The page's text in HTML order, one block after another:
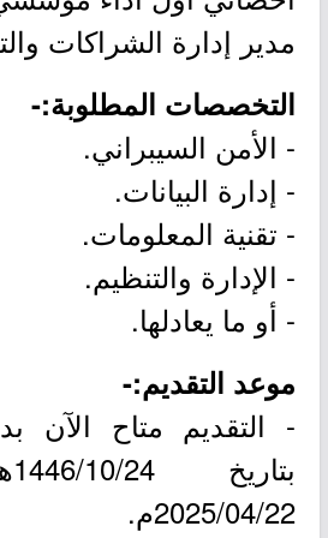
مدير إدارة الشراكات
التخصصات المطلوبة:-
- الأمن السيبراني.
- إدارة البيانات.
- تقنية المعلومات.
- الإدارة والتنظيم.
- أو ما يعادلها.
موعد التقديم:-
- التقديم متاح الآن بدأ
2025/04/22م.